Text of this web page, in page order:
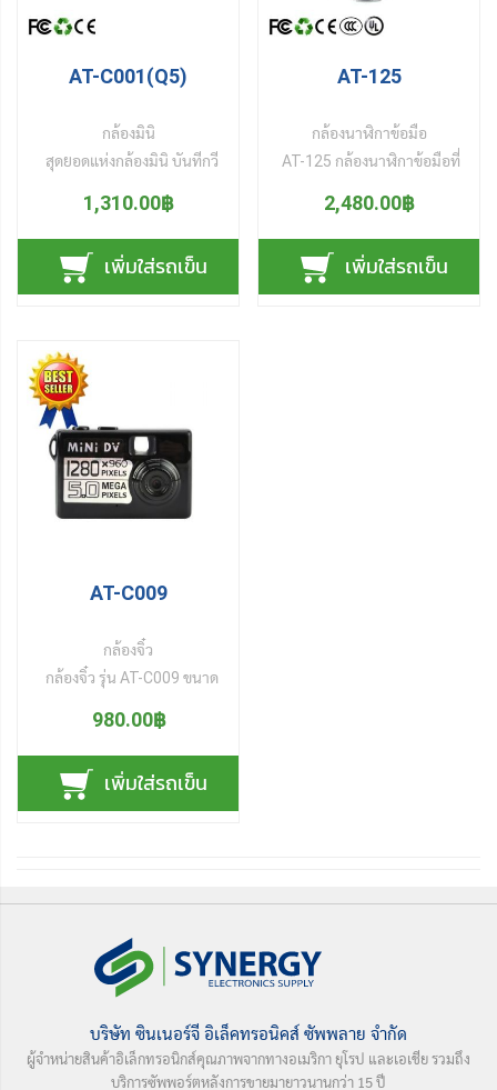
AT-C001(Q5)
กล้องมินิ
สุดยอดแห่งกล้องมินิ บันทีกวี
HD720P รองรับ microSD
card สูงถึง 64GB แบตเตอร์รี่
ภายในบันทึกต่อเนื่องได้นาน
100 นาที ชาร์จไฟผ่านUSB
ก์ชั่นบันทึกภาพ ฟังก์ชั่นบันทึก
เสียง ฟังก์ชั่นตรวจจับเสียงแล้ว
บันทึกวีดีโอ และฟังก็ชั่นเว็บ
แคมเปิดกล้องแชทออนไลน์
ผ่านคอมพิวเตอร์ สามารถ
เชื่อมต่อกล้องมินิกับเครื่อง
คอมพิวเตอร์ทำหน้าที่เป็น
สบาย สินค้าผ่านการรับรอง
1,310.00฿
เพิ่มใส่รถเข็น
AT-125
กล้องนาฬิกาข้อมือ
AT-125 กล้องนาฬิกาข้อมือที่
กันน้ำได้ รองรับฟังก์ชั่นบันทึก
วีดีโอ บันทึกเสียง บันทึก
รูปภาพ แชทผ่านเว็บแคมเปิด
กล้องคุยกับเพื่อนออนไลน์ผ่าน
2,480.00฿
เพิ่มใส่รถเข็น
AT-C009
กล้องจิ๋ว
กล้องจิ๋ว รุ่น AT-C009 ขนาด
ได้ 2 ช่องทางคือ ชาร์จไฟด้วย
ถ่าน 1.5 V ขนาด AA หรือ
ชาร์จผ่าน USB ความละเอียด
กล้อง 5 ล้านพิกเซล รองรับฟัง
แล้วบันทึก และถ่ายภาพนิ่ง
Micro SD (TF) Card สามารถ
โชว์เวลาขณะทำการบันทึก
980.00฿
เพิ่มใส่รถเข็น
บริษัท ซินเนอร์จี อิเล็คทรอนิคส์ ซัพพลาย จำกัด
ผู้จำหน่ายสินค้าอิเล็กทรอนิกส์คุณภาพจากทางอเมริกา ยุโรป และเอเชีย รวมถึง
บริการซัพพอร์ตหลังการขายมายาวนานกว่า 15 ปี